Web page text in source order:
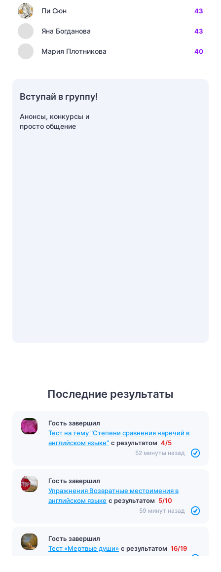
Последние результаты
Гость завершил
Тест на тему "Степени сравнения наречий в
английском языке" с результатом 4/5
52 минуты назад
Гость завершил
Упражнения Возвратные местоимения в
английском языке с результатом 5/10
59 минут назад
Гость завершил
Тест «Мертвые души» с результатом 16/19
Пи Сюн 43
Яна Богданова 43
Мария Плотникова 40
Вступай в группу!
Анонсы, конкурсы и
просто общение